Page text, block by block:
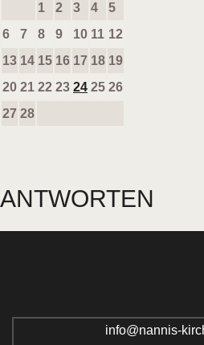
1
2 3 4
5
6
7 8 9 10 11 12
13 14 15 16 17 18 19
20 21 22 23 24 25 26
27 28
ANTWORTEN
info@nannis-